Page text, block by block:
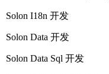
Solon I18n 开发
Solon Data 开发
Solon Data Sql 开发